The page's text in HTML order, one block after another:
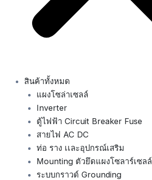
สินค้าทั้งหมด
แผงโซล่าเซลล์
Inverter
ตู้ไฟฟ้า Circuit Breaker Fuse
สายไฟ AC DC
ท่อ ราง เเละอุปกรณ์เสริม
Mounting ตัวยึดแผงโซลาร์เซลล์
ระบบกราวด์ Grounding